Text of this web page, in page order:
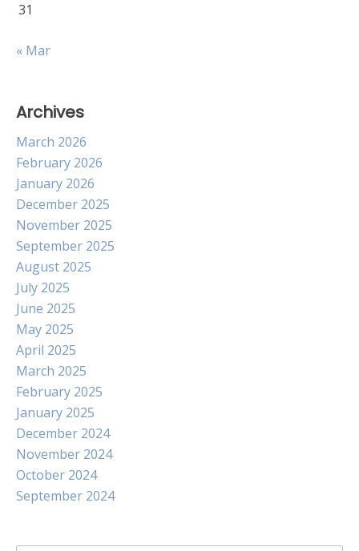
31
« Mar
Archives
March 2026
February 2026
January 2026
December 2025
November 2025
September 2025
August 2025
July 2025
June 2025
May 2025
April 2025
March 2025
February 2025
January 2025
December 2024
November 2024
October 2024
September 2024